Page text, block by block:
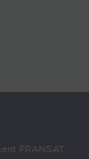
FRANSAT